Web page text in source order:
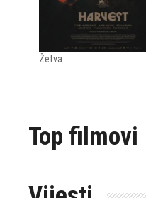
Žetva
Top filmovi